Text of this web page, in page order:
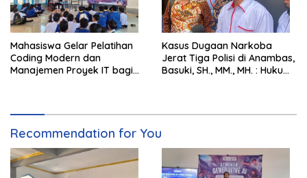
Mahasiswa Gelar Pelatihan
Coding Modern dan
Manajemen Proyek IT bagi
Kasus Dugaan Narkoba
Jerat Tiga Polisi di Anambas,
Basuki, SH., MM., MH. : Hukum
Recommendation for You